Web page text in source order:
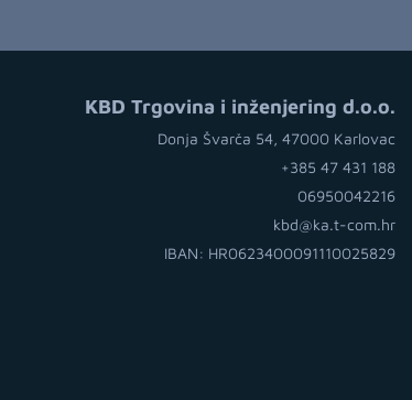
KBD Trgovina i inženjering d.o.o.
Donja Švarča 54, 47000 Karlovac
+385 47 431 188
06950042216
kbd@ka.t-com.hr
IBAN: HR0623400091110025829